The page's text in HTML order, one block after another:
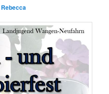
Rebecca